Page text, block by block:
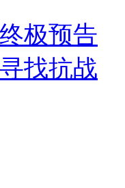
极预告
找抗战